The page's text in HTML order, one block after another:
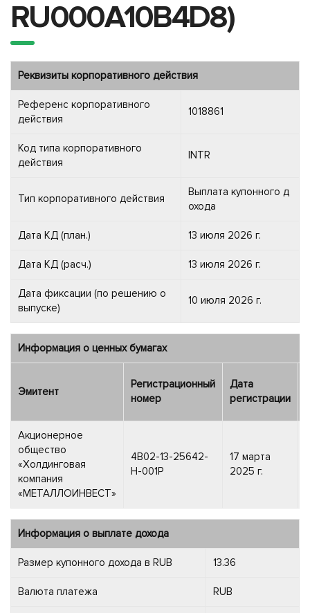
RU000A10B4D8)
Реквизиты корпоративного действия
Референс корпоративного
действия
1018861
Код типа корпоративного
действия
INTR
Тип корпоративного действия
Выплата купонного д
охода
Дата КД (план.) 13 июля 2026 г.
Дата КД (расч.) 13 июля 2026 г.
Дата фиксации (по решению о
выпуске)
10 июля 2026 г.
Информация о ценных бумагах
Эмитент
Регистрационный
номер
Дата
регистрации
Акционерное
общество
«Холдинговая
компания
«МЕТАЛЛОИНВЕСТ»
4B02-13-25642-
H-001P
17 марта
2025 г.
Информация о выплате дохода
Размер купонного дохода в RUB 13.36
Валюта платежа RUB